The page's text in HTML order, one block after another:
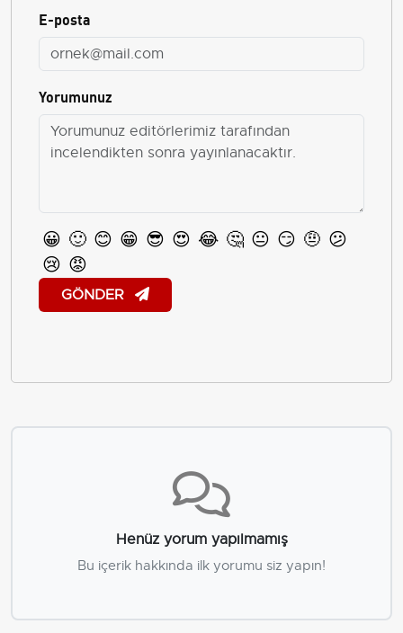
E-posta
Yorumunuz
😀 🙂 😊 😁 😎 😍 😂 🤔 😐 😏 🤨 😕
😢 😡
GÖNDER
Henüz yorum yapılmamış
Bu içerik hakkında ilk yorumu siz yapın!